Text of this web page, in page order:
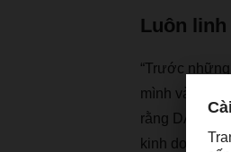
Luôn
“Trước nhữ
mình và
rằng
kinh doanh, n